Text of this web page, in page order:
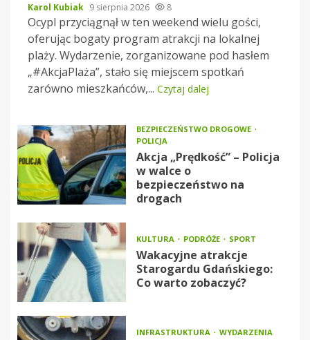
Karol Kubiak 9 sierpnia 2026 8
Ocypl przyciągnął w ten weekend wielu gości,
oferując bogaty program atrakcji na lokalnej
plaży. Wydarzenie, zorganizowane pod hasłem
„#AkcjaPlaża”, stało się miejscem spotkań
zarówno mieszkańców,... Czytaj dalej
BEZPIECZEŃSTWO DROGOWE
POLICJA
Akcja „Prędkość” – Policja
w walce o
bezpieczeństwo na
drogach
KULTURA PODRÓŻE SPORT
Wakacyjne atrakcje
Starogardu Gdańskiego:
Co warto zobaczyć?
INFRASTRUKTURA WYDARZENIA